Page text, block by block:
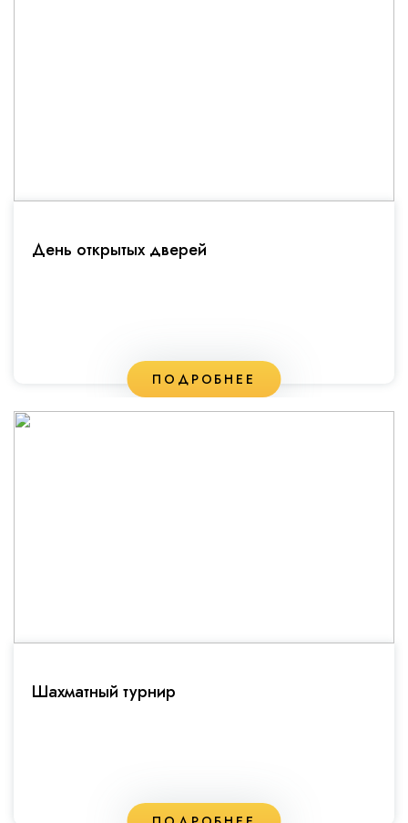
День открытых дверей
ПОДРОБНЕЕ
Шахматный турнир